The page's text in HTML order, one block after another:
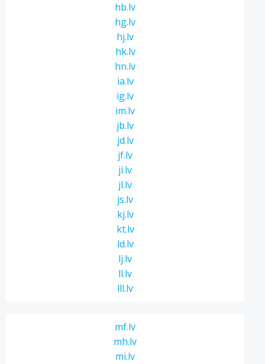
hb.lv
hg.lv
hj.lv
hk.lv
hn.lv
ia.lv
ig.lv
im.lv
jb.lv
jd.lv
jf.lv
ji.lv
jl.lv
js.lv
kj.lv
kt.lv
ld.lv
lj.lv
ll.lv
lll.lv
mf.lv
mh.lv
mi.lv